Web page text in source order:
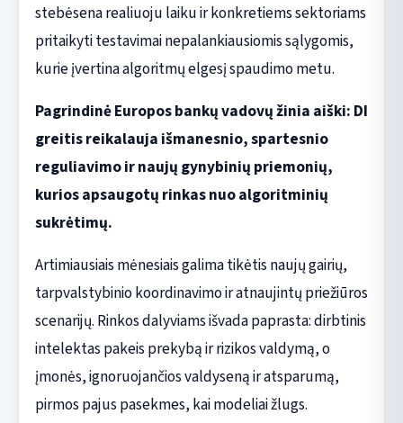
stebėsena realiuoju laiku ir konkretiems sektoriams
pritaikyti testavimai nepalankiausiomis sąlygomis,
kurie įvertina algoritmų elgesį spaudimo metu.
Pagrindinė Europos bankų vadovų žinia aiški: DI
greitis reikalauja išmanesnio, spartesnio
reguliavimo ir naujų gynybinių priemonių,
kurios apsaugotų rinkas nuo algoritminių
sukrėtimų.
Artimiausiais mėnesiais galima tikėtis naujų gairių,
tarpvalstybinio koordinavimo ir atnaujintų priežiūros
scenarijų. Rinkos dalyviams išvada paprasta: dirbtinis
intelektas pakeis prekybą ir rizikos valdymą, o
įmonės, ignoruojančios valdyseną ir atsparumą,
pirmos pajus pasekmes, kai modeliai žlugs.